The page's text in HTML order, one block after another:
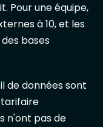
Pour une équipe,
à 10, et les
bases
de données sont
n'ont pas de